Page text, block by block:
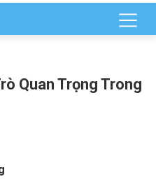
Quan Trọng Trong